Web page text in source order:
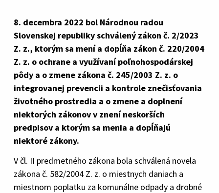
8. decembra 2022 bol Národnou radou
Slovenskej republiky schválený zákon č. 2/2023
Z. z., ktorým sa mení a dopĺňa zákon č. 220/2004
Z. z. o ochrane a využívaní poľnohospodárskej
pôdy a o zmene zákona č. 245/2003 Z. z. o
integrovanej prevencii a kontrole znečisťovania
životného prostredia a o zmene a doplnení
niektorých zákonov v znení neskorších
predpisov a ktorým sa menia a dopĺňajú
niektoré zákony.
V čl. II predmetného zákona bola schválená novela
zákona č. 582/2004 Z. z. o miestnych daniach a
miestnom poplatku za komunálne odpady a drobné